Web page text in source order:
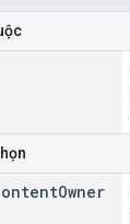
Owner